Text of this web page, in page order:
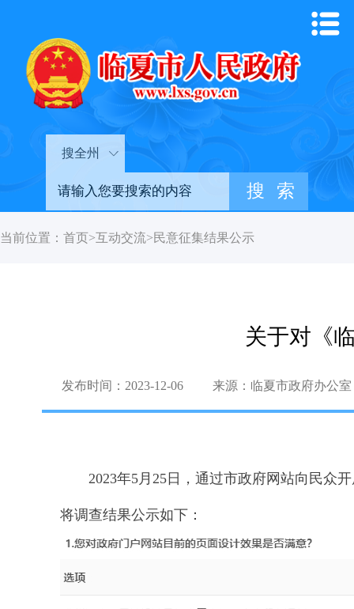
搜全州
当前位置： 首页>互动交流>民意征集结果公示
关于对《
发布时间：2023-12-06 来源：临夏市政府办公室
2023年5月25日，通过市政府网站向民众
将调查结果公示如下：